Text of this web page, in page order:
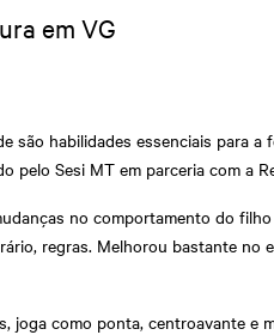
em VG
são habilidades essenciais para
Sesi MT em parceria com a
no comportamento do
regras. Melhorou bastante no
joga como ponta, centroavante e